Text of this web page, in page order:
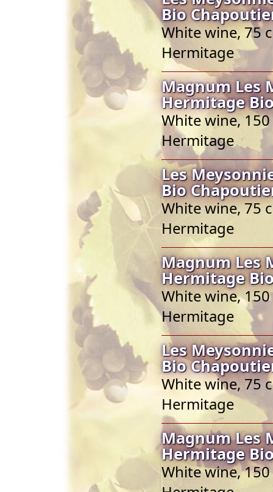
Bio
White wine, 75
Hermitage
Magnum Les
Hermitage
White wine, 150
Hermitage
Les
Bio
White wine, 75
Hermitage
Magnum Les
Hermitage
White wine, 150
Hermitage
Les
Bio
White wine, 75
Hermitage
Magnum Les
Hermitage
White wine, 150